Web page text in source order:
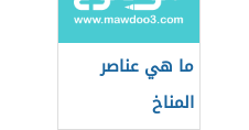
ما هي عناصر
المناخ